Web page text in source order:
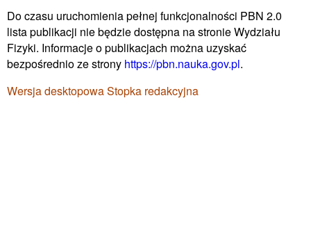
Do czasu uruchomienia pełnej funkcjonalności PBN 2.0
lista publikacji nie będzie dostępna na stronie Wydziału
Fizyki. Informacje o publikacjach można uzyskać
bezpośrednio ze strony https://pbn.nauka.gov.pl.
Wersja desktopowaStopka redakcyjna